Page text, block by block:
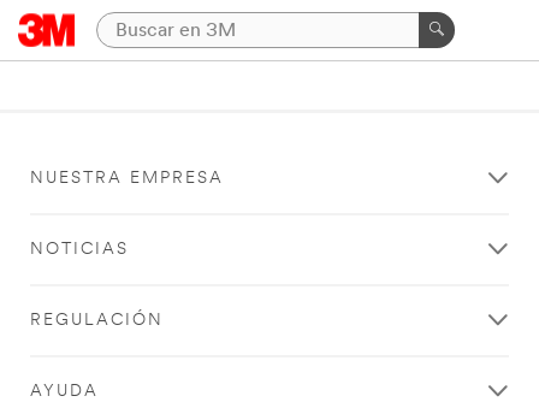
NUESTRA EMPRESA
NOTICIAS
REGULACIÓN
AYUDA